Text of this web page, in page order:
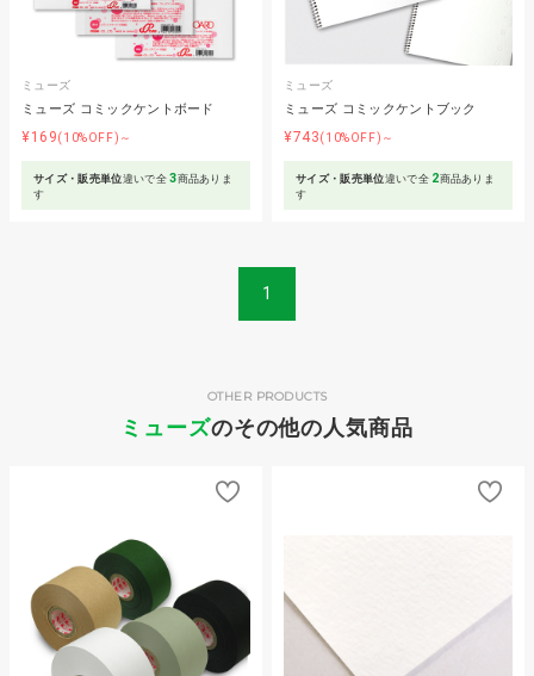
ミューズ
ミューズ コミックケントボード
¥169(10%OFF)～
サイズ・販売単位違いで全3商品ありま
す
ミューズ
ミューズ コミックケントブック
¥743(10%OFF)～
サイズ・販売単位違いで全 2商品ありま
す
1
ミューズのその他の人気商品
OTHER PRODUCTS